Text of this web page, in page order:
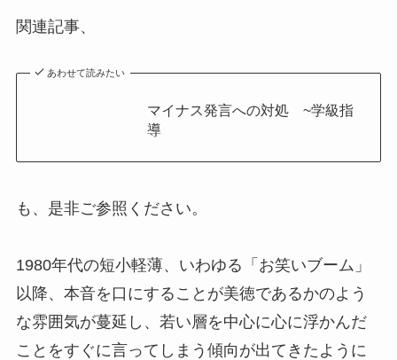
関連記事、
あわせて読みたい
マイナス発言への対処 ~学級指
導
も、是非ご参照ください。
1980年代の短小軽薄、いわゆる「お笑いブーム」
以降、本音を口にすることが美徳であるかのよう
な雰囲気が蔓延し、若い層を中心に心に浮かんだ
ことをすぐに言ってしまう傾向が出てきたように